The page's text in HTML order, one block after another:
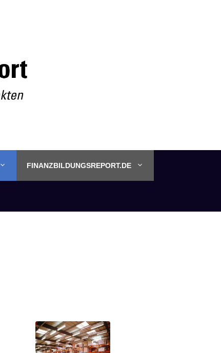
FINANZBILDUNGSREPORT.DE